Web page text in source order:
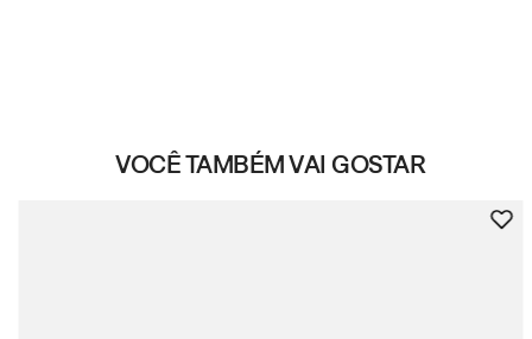
VOCÊ TAMBÉM VAI GOSTAR